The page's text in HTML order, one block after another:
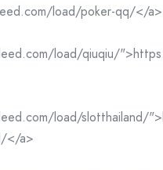
load/poker-qq/</a>
load/qiuqiu/
load/slotthailand/
</a>